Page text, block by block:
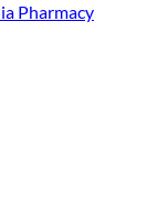
Pharmacy